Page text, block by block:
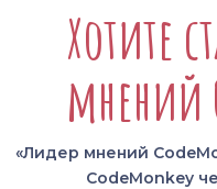
Хотите
мнений
«Лидер мнений
CodeMonkey